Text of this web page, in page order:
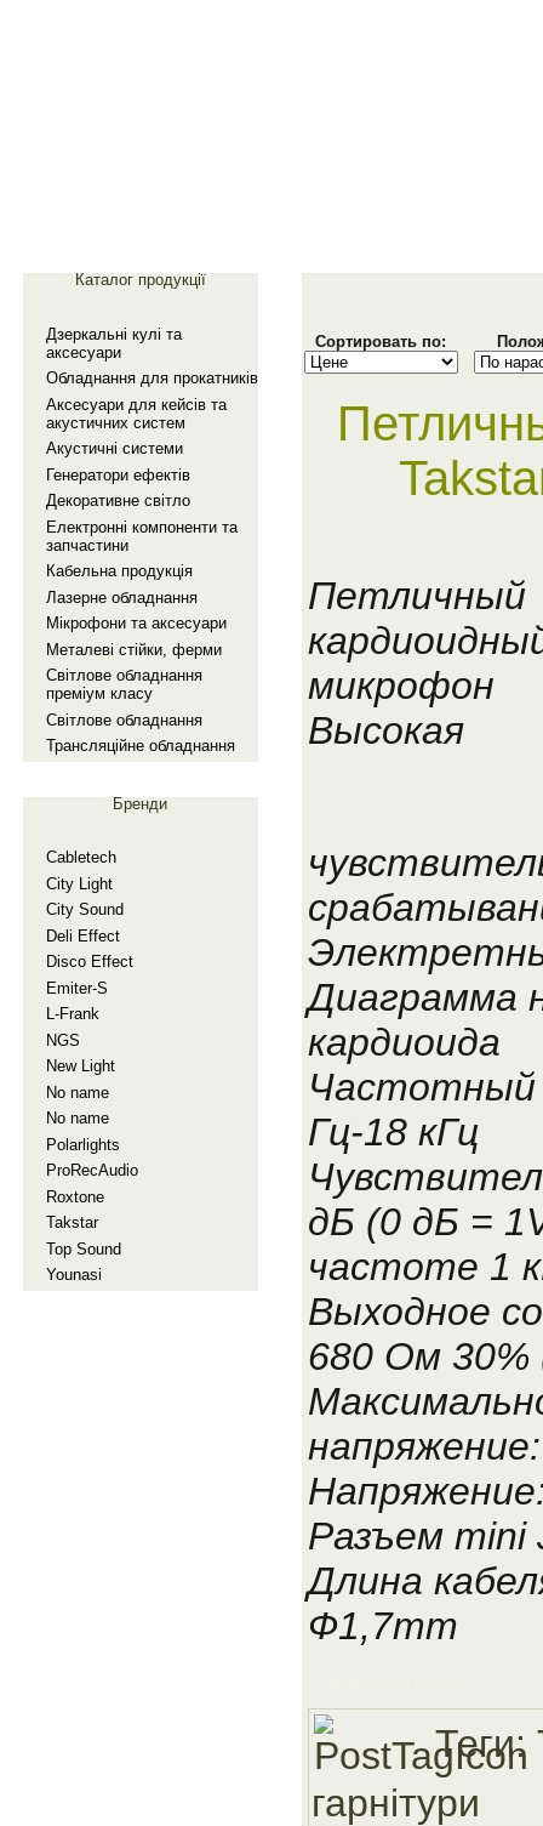
Каталог продукції
Дзеркальнi кулi та
аксесуари
Обладнання для прокатникiв
Аксесуари для кейсiв та
акустичних систем
Акустичнi системи
Генератори ефектiв
Декоративне свiтло
Електроннi компоненти та
запчастини
Кабельна продукцiя
Лазерне обладнання
Мiкрофони та аксесуари
Металевi стiйки, ферми
Свiтлове обладнання
премiум класу
Свiтлове обладнання
Трансляцiйне обладнання
Бренди
Cabletech
City Light
City Sound
Deli Effect
Disco Effect
Emiter-S
L-Frank
NGS
New Light
No name
No name
Polarlights
ProRecAudio
Roxtone
Takstar
Top Sound
Younasi
Сортировать по:
Петличный
микрофон
Высокая
Диаграмма
кардиоида
Частотный
Гц-18 кГц
дБ (0 дБ =
частоте 1
Выходное
680 Ом 30%
Разъем mini
Длина
Ф1,7mm
Теги:
гарнiтури